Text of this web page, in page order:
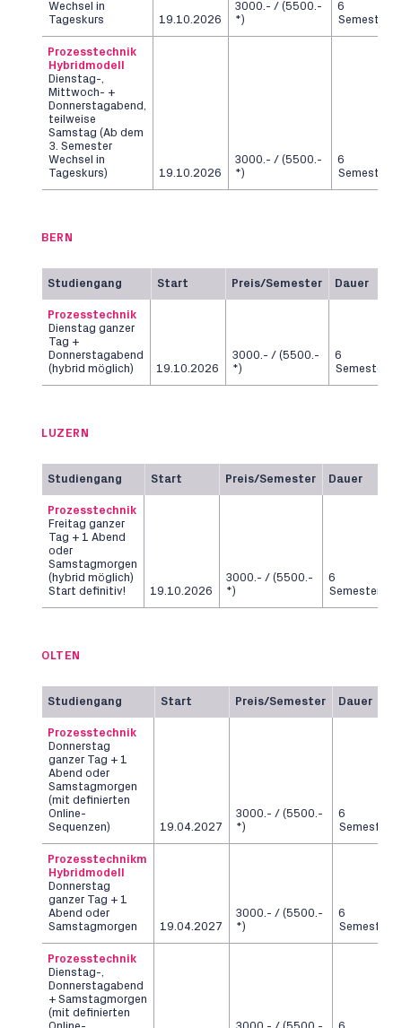
Wechsel in
Tageskurs
19.10.2026
3000.- / (5500.-
*)
6
Semester
Prozesstechnik
Hybridmodell
Dienstag-,
Mittwoch- +
Donnerstagabend,
teilweise
Samstag (Ab dem
3. Semester
Wechsel in
Tageskurs)
19.10.2026
3000.- / (5500.-
*)
6
Semester
BERN
Studiengang Start Preis/Semester Dauer
Prozesstechnik
Dienstag ganzer
Tag +
Donnerstagabend
(hybrid möglich)
19.10.2026
3000.- / (5500.-
*)
6
Semester
LUZERN
Studiengang Start Preis/Semester Dauer
Prozesstechnik
Freitag ganzer
Tag + 1 Abend
oder
Samstagmorgen
(hybrid möglich)
Start definitiv!
19.10.2026
3000.- / (5500.-
*)
6
Semester
OLTEN
Studiengang Start Preis/Semester Dauer
Prozesstechnik
Donnerstag
ganzer Tag + 1
Abend oder
Samstagmorgen
(mit definierten
Online-
Sequenzen)
19.04.2027
3000.- / (5500.-
*)
6
Semester
Prozesstechnikm
Hybridmodell
Donnerstag
ganzer Tag + 1
Abend oder
Samstagmorgen
19.04.2027
3000.- / (5500.-
*)
6
Semester
Prozesstechnik
Dienstag-,
Donnerstagabend
+ Samstagmorgen
(mit definierten